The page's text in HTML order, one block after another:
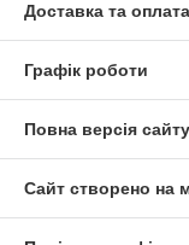
Доставка та оплата
Графік роботи
Повна версія сайту
Сайт створено на